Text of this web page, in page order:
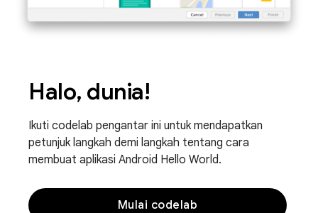
Halo, dunia!
Ikuti codelab pengantar ini untuk mendapatkan
petunjuk langkah demi langkah tentang cara
membuat aplikasi Android Hello World.
Mulai codelab